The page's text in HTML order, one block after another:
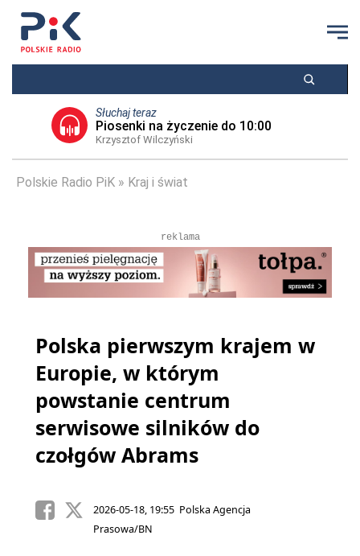
Słuchaj teraz
Piosenki na życzenie do 10:00
Krzysztof Wilczyński
Polskie Radio PiK Kraj i świat
reklama
Polska pierwszym krajem w
Europie, w którym
powstanie centrum
serwisowe silników do
czołgów Abrams
2026-05-18, 19:55 Polska Agencja
Prasowa/BN